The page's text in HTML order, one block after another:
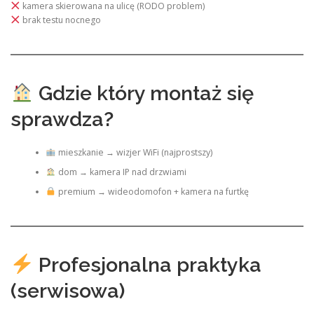
kamera skierowana na ulicę (RODO problem)
brak testu nocnego
Gdzie który montaż się
sprawdza?
mieszkanie → wizjer WiFi (najprostszy)
dom → kamera IP nad drzwiami
premium → wideodomofon + kamera na furtkę
Profesjonalna praktyka
(serwisowa)